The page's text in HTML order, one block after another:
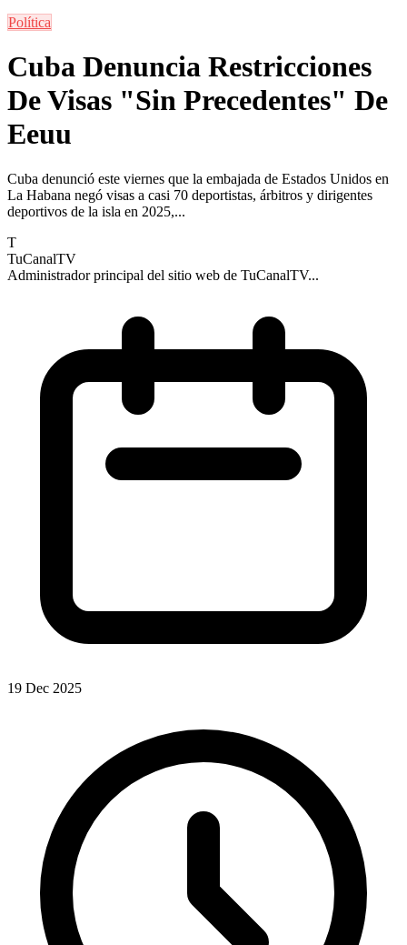
Política
Cuba Denuncia Restricciones
De Visas "Sin Precedentes" De
Eeuu
Cuba denunció este viernes que la embajada de Estados Unidos en
La Habana negó visas a casi 70 deportistas, árbitros y dirigentes
deportivos de la isla en 2025,...
T
TuCanalTV
Administrador principal del sitio web de TuCanalTV...
19 Dec 2025